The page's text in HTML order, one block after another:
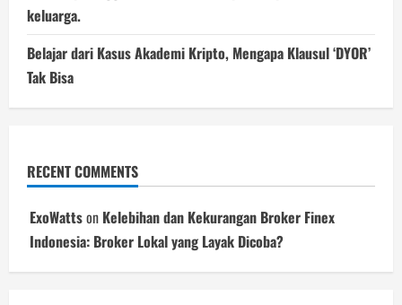
keluarga.
Belajar dari Kasus Akademi Kripto, Mengapa Klausul ‘DYOR’
Tak Bisa
RECENT COMMENTS
ExoWattson Kelebihan dan Kekurangan Broker Finex
Indonesia: Broker Lokal yang Layak Dicoba?